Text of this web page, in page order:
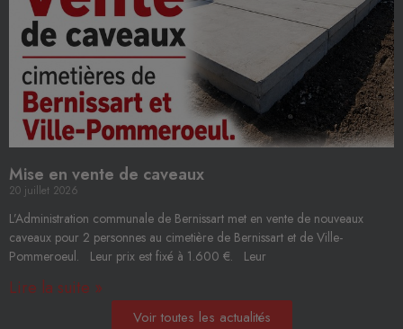
Mise en vente de caveaux
20 juillet 2026
L’Administration communale de Bernissart met en vente de nouveaux
caveaux pour 2 personnes au cimetière de Bernissart et de Ville-
Pommeroeul. Leur prix est fixé à 1.600 €. Leur
Lire la suite »
Voir toutes les actualités